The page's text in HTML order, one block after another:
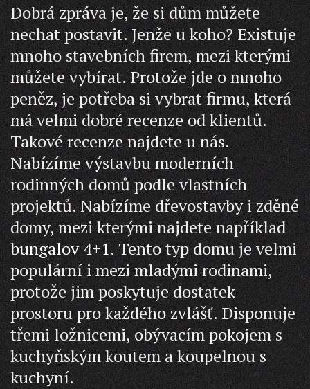
Dobrá zpráva je, že si dům můžete
nechat postavit. Jenže u koho? Existuje
mnoho stavebních firem, mezi kterými
můžete vybírat. Protože jde o mnoho
peněz, je potřeba si vybrat firmu, která
má velmi dobré recenze od klientů.
Takové recenze najdete u nás.
Nabízíme výstavbu moderních
rodinných domů podle vlastních
projektů. Nabízíme dřevostavby i zděné
domy, mezi kterými najdete například
bungalov 4+1. Tento typ domu je velmi
populární i mezi mladými rodinami,
protože jim poskytuje dostatek
prostoru pro každého zvlášť. Disponuje
třemi ložnicemi, obývacím pokojem s
kuchyňským koutem a koupelnou s
kuchyní.